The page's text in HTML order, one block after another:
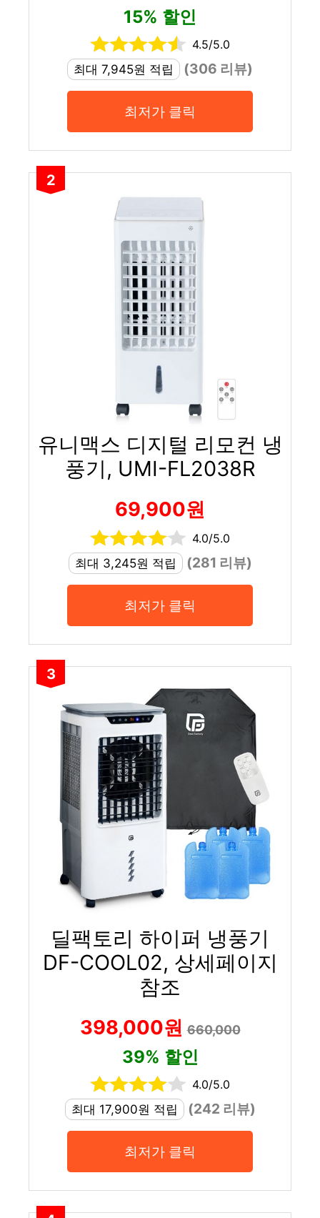
15% 할인
4.5/5.0
최대 7,945원 적립
(306 리뷰)
최저가 클릭
2
유니맥스 디지털 리모컨 냉
풍기, UMI-FL2038R
69,900원
4.0/5.0
최대 3,245원 적립
(281 리뷰)
최저가 클릭
3
딜팩토리 하이퍼 냉풍기
DF-COOL02, 상세페이지
참조
398,000원660,000
39% 할인
4.0/5.0
최대 17,900원 적립
(242 리뷰)
최저가 클릭